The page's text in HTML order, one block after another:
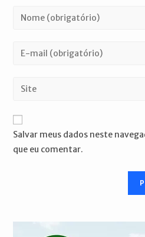
Digite
ou
de
para
comentar
Digite
de
mail
para
comentar
Digite
URL
Salvar meus dados neste
que eu comentar.